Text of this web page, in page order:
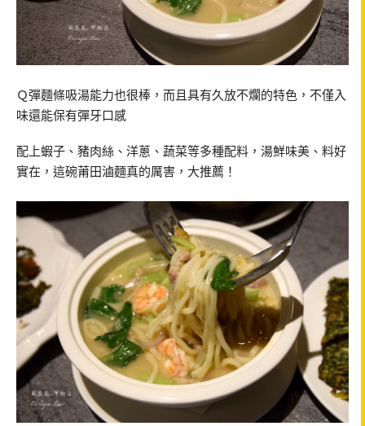
Ｑ彈麵條吸湯能力也很棒，而且具有久放不爛的特色，不僅入
味還能保有彈牙口感
配上蝦子、豬肉絲、洋蔥、蔬菜等多種配料，湯鮮味美、料好
實在，這碗莆田滷麵真的厲害，大推薦！